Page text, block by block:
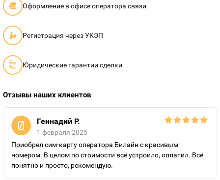
Оформление в офисе оператора связи
Регистрация через УКЭП
Юридические гарантии сделки
Отзывы наших клиентов
Геннадий Р.
1 февраля 2025
Приобрел сим-карту оператора Билайн с красивым
номером. В целом по стоимости всё устроило, оплатил. Всё
понятно и просто, рекомендую.